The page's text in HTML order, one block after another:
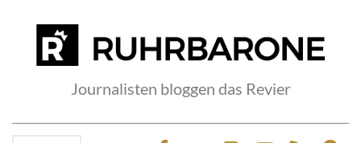
Journalisten bloggen das Revier